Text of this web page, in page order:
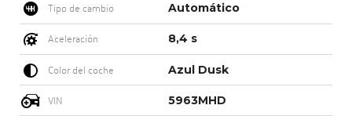
Tipo de cambio Automático
Aceleración 8,4 s
Color del coche Azul Dusk
VIN 5963MHD